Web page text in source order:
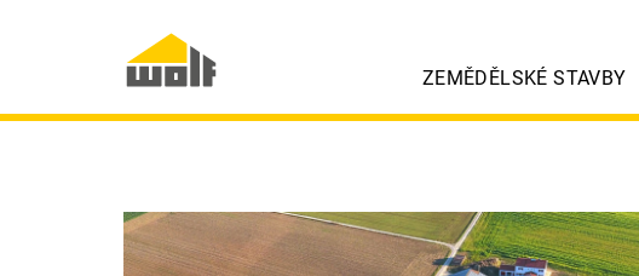
ZEMĚDĚLSKÉ STAVBY